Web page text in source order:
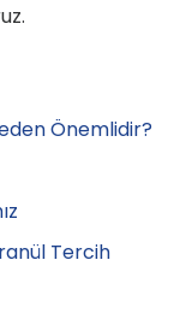
Önemlidir?
Tercih